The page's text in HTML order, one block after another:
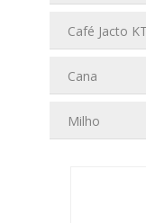
Café Jacto
Cana
Milho